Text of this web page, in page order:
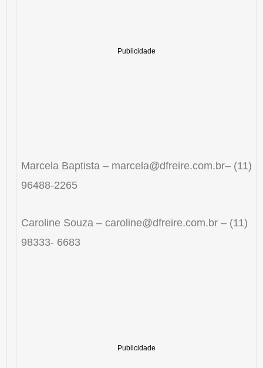
Marcela Baptista – marcela@dfreire.com.br– (11)
96488-2265
Caroline Souza – caroline@dfreire.com.br – (11)
98333- 6683